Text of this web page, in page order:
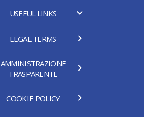
USEFUL LINKS
LEGAL TERMS
AMMINISTRAZIONE
TRASPARENTE
COOKIE POLICY